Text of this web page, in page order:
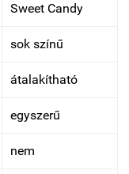
Sweet Candy
sok színű
átalakítható
egyszerű
nem